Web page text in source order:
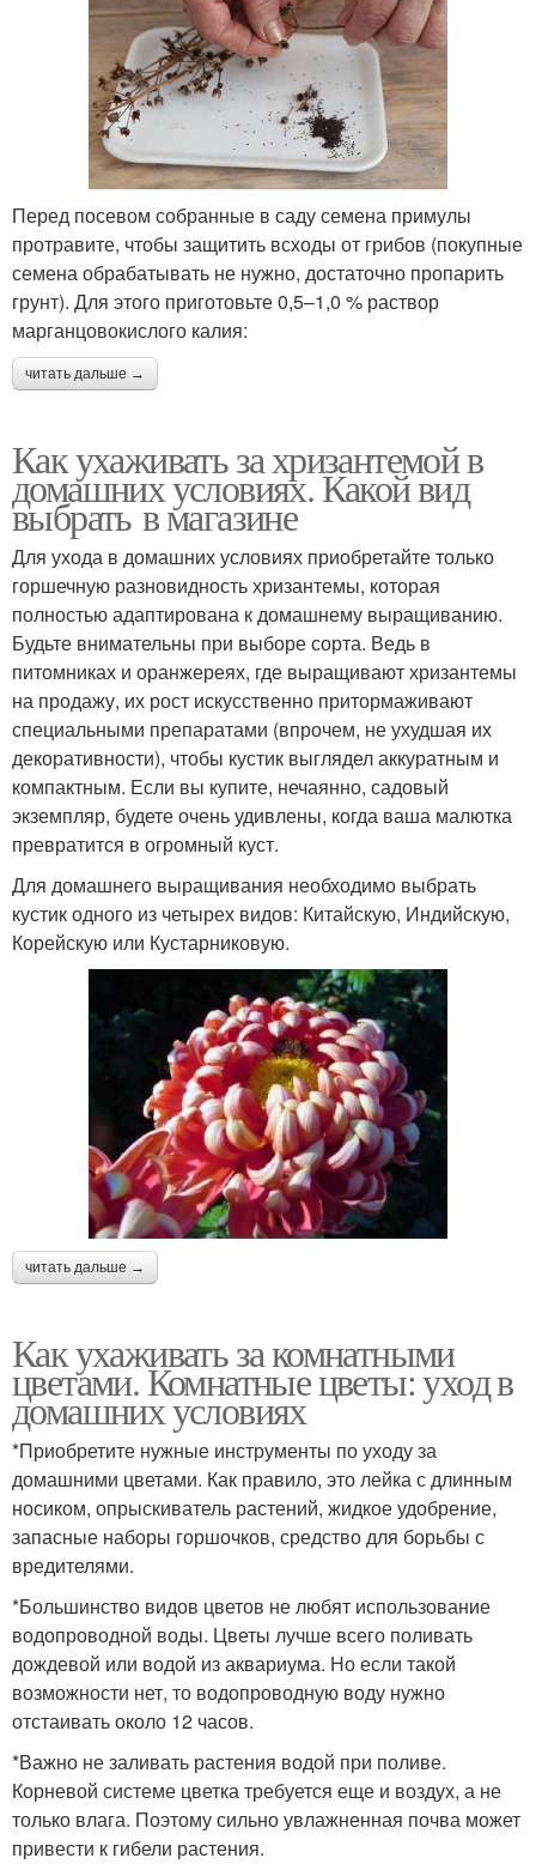
Перед посевом собранные в саду семена примулы
протравите, чтобы защитить всходы от грибов (покупные
семена обрабатывать не нужно, достаточно пропарить
грунт). Для этого приготовьте 0,5–1,0 % раствор
марганцовокислого калия:
читать дальше →
Как ухаживать за хризантемой в
домашних условиях. Какой вид
выбрать в магазине
Для ухода в домашних условиях приобретайте только
горшечную разновидность хризантемы, которая
полностью адаптирована к домашнему выращиванию.
Будьте внимательны при выборе сорта. Ведь в
питомниках и оранжереях, где выращивают хризантемы
на продажу, их рост искусственно притормаживают
специальными препаратами (впрочем, не ухудшая их
декоративности), чтобы кустик выглядел аккуратным и
компактным. Если вы купите, нечаянно, садовый
экземпляр, будете очень удивлены, когда ваша малютка
превратится в огромный куст.
Для домашнего выращивания необходимо выбрать
кустик одного из четырех видов: Китайскую, Индийскую,
Корейскую или Кустарниковую.
читать дальше →
Как ухаживать за комнатными
цветами. Комнатные цветы: уход в
домашних условиях
*Приобретите нужные инструменты по уходу за
домашними цветами. Как правило, это лейка с длинным
носиком, опрыскиватель растений, жидкое удобрение,
запасные наборы горшочков, средство для борьбы с
вредителями.
*Большинство видов цветов не любят использование
водопроводной воды. Цветы лучше всего поливать
дождевой или водой из аквариума. Но если такой
возможности нет, то водопроводную воду нужно
отстаивать около 12 часов.
*Важно не заливать растения водой при поливе.
Корневой системе цветка требуется еще и воздух, а не
только влага. Поэтому сильно увлажненная почва может
привести к гибели растения.